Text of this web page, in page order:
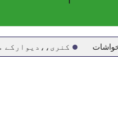
کنری،،دیوارکے ملبے